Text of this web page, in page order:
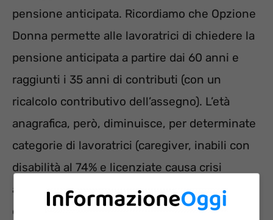
pensione anticipata. Ricordiamo che Opzione
Donna permette alle lavoratrici di chiedere la
pensione anticipata a partire dai 60 anni e
raggiunti i 35 anni di contributi (con un
ricalcolo contributivo dell’assegno). L’età
anagrafica, però, diminuisce, per determinate
categorie di lavoratrici (caregiver, inabili con
disabilità al 74% e licenziate causa crisi
aziendale): un figlio diventa 59 anni; con due
o più figli diventa 58 anni.